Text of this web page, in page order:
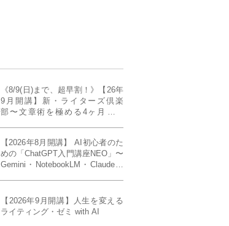
《8/9(日)まで、超早割！》【26年
9月開講】新・ライターズ倶楽
部〜文章術を極める4ヶ月講義
【2026年8月開講】 AI初心者のた
めの「ChatGPT入門講座NEO」〜
Gemini・NotebookLM・Claudeま
座〕
【2026年9月開講】人生を変える
ライティング・ゼミ with AI